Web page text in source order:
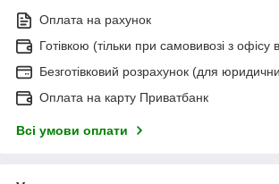
Оплата на рахунок
Готівкою (тільки при самовивозі з офісу
Безготівковий розрахунок (для
Оплата на карту Приватбанк
Всі умови оплати